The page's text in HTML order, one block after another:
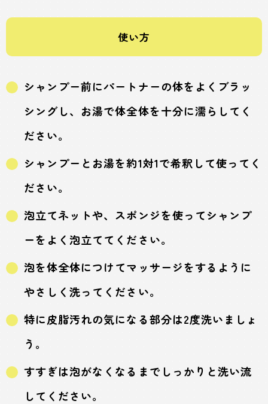
使い方
シャンプー前にパートナーの体をよくブラッ
シングし、お湯で体全体を十分に濡らしてく
ださい。
シャンプーとお湯を約1対1で希釈して使ってく
ださい。
泡立てネットや、スポンジを使ってシャンプ
ーをよく泡立ててください。
泡を体全体につけてマッサージをするように
やさしく洗ってください。
特に皮脂汚れの気になる部分は2度洗いましょ
う。
すすぎは泡がなくなるまでしっかりと洗い流
してください。